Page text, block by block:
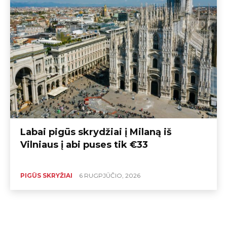
Labai pigūs skrydžiai į Milaną iš
Vilniaus į abi puses tik €33
PIGŪS SKRYŽIAI 6 RUGPJŪČIO, 2026